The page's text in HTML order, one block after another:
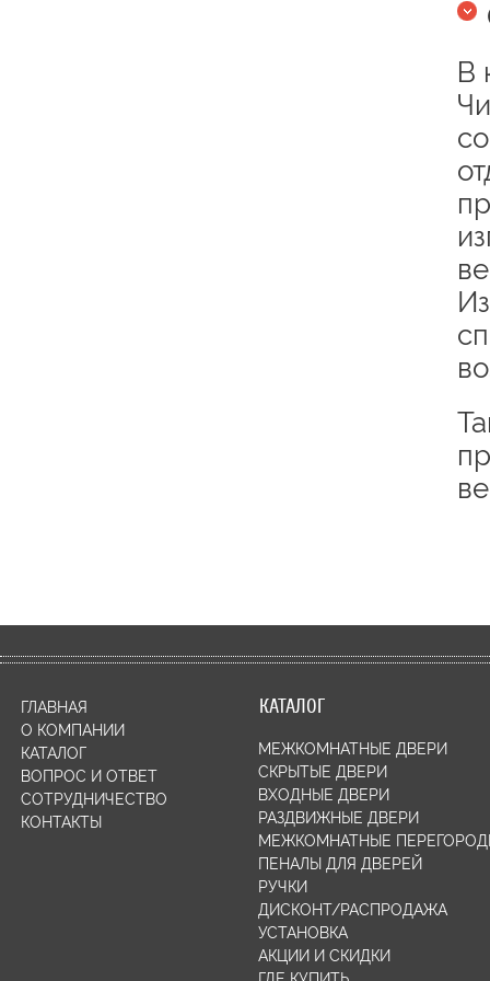
В
ГЛАВНАЯ
О КОМПАНИИ
КАТАЛОГ
ВОПРОС И ОТВЕТ
СОТРУДНИЧЕСТВО
КОНТАКТЫ
КАТАЛОГ
МЕЖКОМНАТНЫЕ ДВЕРИ
СКРЫТЫЕ ДВЕРИ
ВХОДНЫЕ ДВЕРИ
РАЗДВИЖНЫЕ ДВЕРИ
МЕЖКОМНАТНЫЕ
ПЕНАЛЫ ДЛЯ ДВЕРЕЙ
РУЧКИ
ДИСКОНТ/РАСПРОДАЖА
УСТАНОВКА
АКЦИИ И СКИДКИ